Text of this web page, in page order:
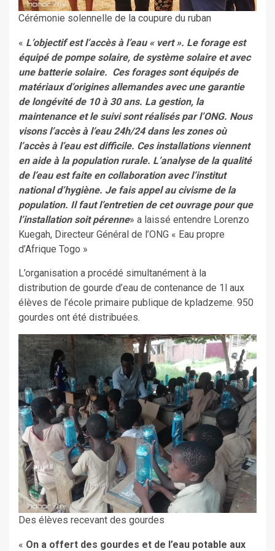
Cérémonie solennelle de la coupure du ruban
« L’objectif est l’accès à l’eau « vert ». Le forage est
équipé de pompe solaire, de système solaire et avec
une batterie solaire. Ces forages sont équipés de
matériaux d’origines allemandes avec une garantie
de longévité de 10 à 30 ans. La gestion, la
maintenance et le suivi sont réalisés par l’ONG. Nous
visons l’accès à l’eau 24h/24 dans les zones où
l’accès à l’eau est difficile. Ces installations viennent
en aide à la population rurale. L’analyse de la qualité
de l’eau est faite en collaboration avec l’institut
national d’hygiène. Je fais appel au civisme de la
population. Il faut l’entretien de cet ouvrage pour que
l’installation soit pérenne» a laissé entendre Lorenzo
Kuegah, Directeur Général de l’ONG « Eau propre
d’Afrique Togo »
L’organisation a procédé simultanément à la
distribution de gourde d’eau de contenance de 1l aux
élèves de l’école primaire publique de kpladzeme. 950
gourdes ont été distribuées.
Des élèves recevant des gourdes
« On a offert des gourdes et de l’eau potable aux